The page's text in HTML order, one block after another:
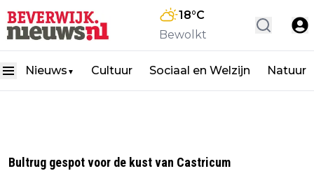
18°C
Bewolkt
Nieuws ▼ Cultuur Sociaal en Welzijn Natuur
Bultrug gespot voor de kust van Castricum